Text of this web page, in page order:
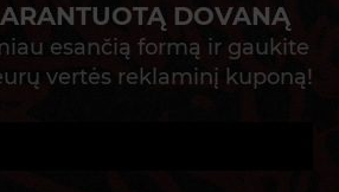
DOVANĄ
esančią formą ir gaukite
vertės reklaminį kuponą!